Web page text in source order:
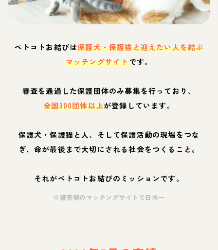
ペトコトお結びは保護犬・保護猫と迎えたい人を結ぶ
マッチングサイトです。
審査を通過した保護団体のみ募集を行っており、
全国300団体以上が登録しています。
保護犬・保護猫と人、そして保護活動の現場をつな
ぎ、命が最後まで大切にされる社会をつくること。
それがペトコトお結びのミッションです。
※審査制のマッチングサイトで日本一